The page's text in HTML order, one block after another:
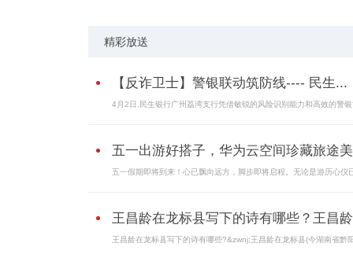
精彩放送
【反诈卫士】警银联动筑防线---- 民生...
4月2日,民生银行广州荔湾支行凭借敏锐的风险识别能力和高效的警
五一出游好搭子，华为云空间珍藏旅途
五一假期即将到来！心已飘向远方，脚步即将启程。无论是游历心仪
王昌龄在龙标县写下的诗有哪些？王昌
王昌龄在龙标县写下的诗有哪些?&zwnj;王昌龄在龙标县(今湖南省黔阳